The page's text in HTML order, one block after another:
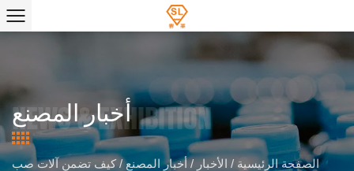
أخبار المصنع
الصفحة الرئيسية / الأخبار /أخبار المصنع/كيف تضمن آلات صب